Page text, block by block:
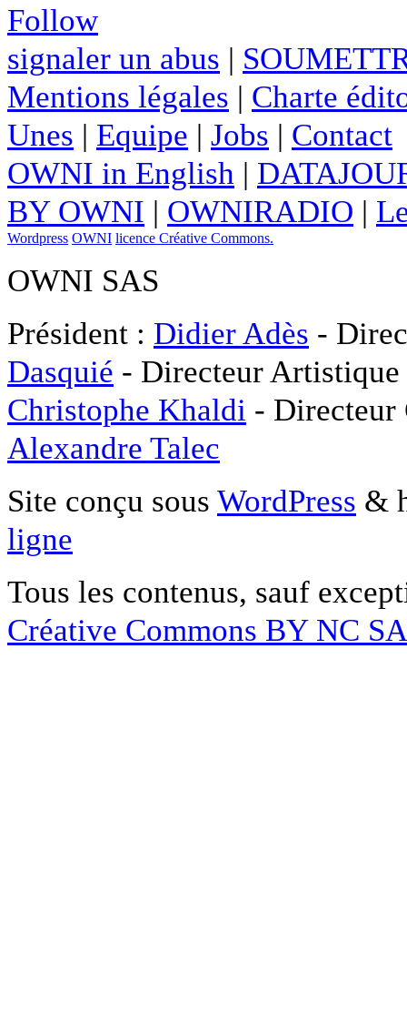
Follow
signaler un abus |
Mentions légales | Charte
Unes | Equipe | Jobs | Contact
OWNI in English |
BY OWNI | OWNIRADIO |
Wordpress OWNI licence Créative Commons.
OWNI SAS
Président : Didier Adès -
Dasquié - Directeur
Christophe Khaldi -
Alexandre Talec
Site conçu sous WordPress &
ligne
Tous les contenus, sauf
Créative Commons BY NC SA